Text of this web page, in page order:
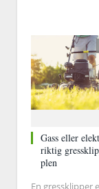
mer
Gass eller
riktig
plen
En gressklipper